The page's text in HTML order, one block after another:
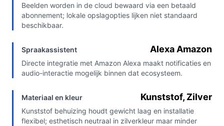
Beelden worden in de cloud bewaard via een betaald
abonnement; lokale opslagopties lijken niet standaard
beschikbaar.
Spraakassistent Alexa Amazon
Directe integratie met Amazon Alexa maakt notificaties en
audio-interactie mogelijk binnen dat ecosysteem.
Materiaal en kleur Kunststof, Zilver
Kunststof behuizing houdt gewicht laag en installatie
flexibel; esthetisch neutraal in zilverkleur maar minder